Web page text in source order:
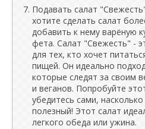
Подавать салат
хотите сделать салат
добавить к нему варёную
фета. Салат "Свежесть" -
для тех, кто хочет
пищей. Он идеально
которые следят за своим
и веганов. Попробуйте
убедитесь сами,
полезный! Этот салат
легкого обеда или ужина.